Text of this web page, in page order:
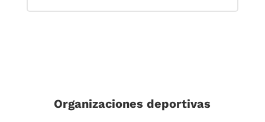
Organizaciones deportivas